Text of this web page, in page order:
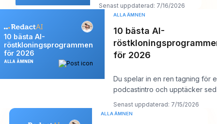
en kommentar frå
Senast uppdaterad: 7/16/2026
10 bästa AI-
röstkloningsprogrammen
för 2026
ALLA ÄMNEN
ALLA ÄMNEN
10 bästa AI-
för 2026
Du spelar in en ren tagning för
podcastintro och upptäcker
en ändring av ett produktnamn
Senast uppdaterad: 7/15/2026
ALLA ÄMNEN